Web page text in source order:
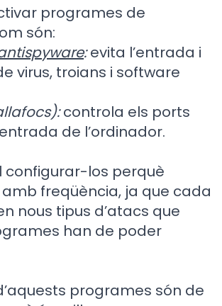
programes de
són:
:evita l’entrada i
virus, troians i software
controla els ports
de l’ordinador.
configurar-los perquè
amb freqüència, ja que cada
nous tipus d’atacs que
han de poder
programes són de